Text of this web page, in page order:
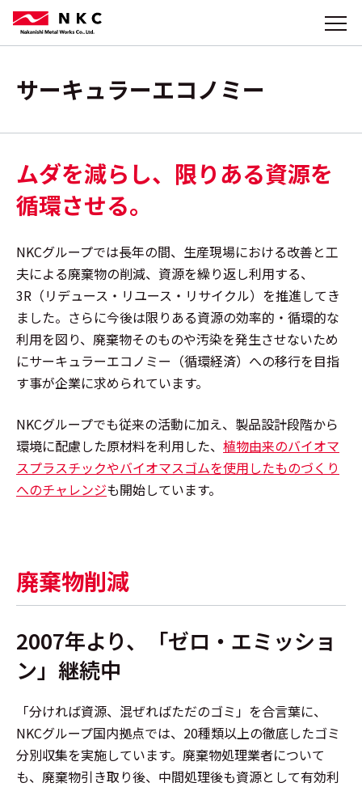
サーキュラーエコノミー
ムダを減らし、限りある資源を
循環させる。
NKCグループでは長年の間、生産現場における改善と工
夫による廃棄物の削減、資源を繰り返し利用する、
3R（リデュース・リユース・リサイクル）を推進してき
ました。さらに今後は限りある資源の効率的・循環的な
利用を図り、廃棄物そのものや汚染を発生させないため
にサーキュラーエコノミー（循環経済）への移行を目指
す事が企業に求められています。
NKCグループでも従来の活動に加え、製品設計段階から
環境に配慮した原材料を利用した、 植物由来のバイオマ
スプラスチックやバイオマスゴムを使用したものづくり
へのチャレンジも開始しています。
廃棄物削減
2007年より、「ゼロ・エミッショ
ン」継続中
「分ければ資源、混ぜればただのゴミ」を合言葉に、
NKCグループ国内拠点では、20種類以上の徹底したゴミ
分別収集を実施しています。廃棄物処理業者について
も、廃棄物引き取り後、中間処理後も資源として有効利